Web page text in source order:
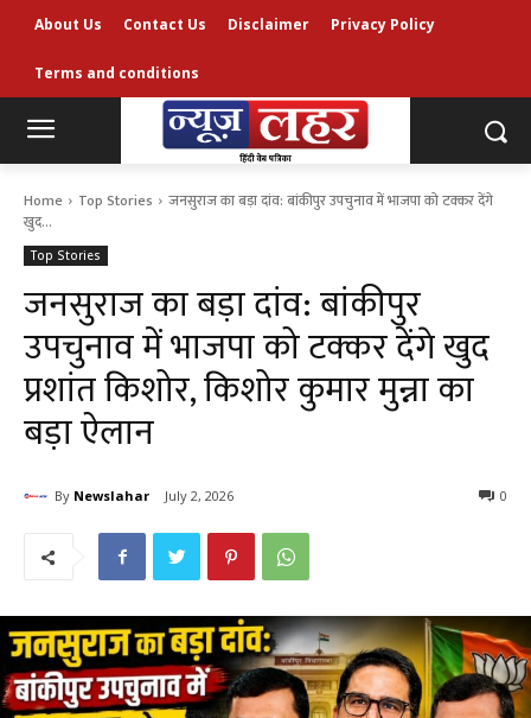
About Us Contact Us Disclaimer Privacy Policy
Terms and conditions
Home Top Stories
जनसुराज का बड़ा दांव: बांकीपुर उपचुनाव में भाजपा को टक्कर देंगे
खुद...
Top Stories
जनसुराज का बड़ा दांव: बांकीपुर
उपचुनाव में भाजपा को टक्कर देंगे खुद
प्रशांत किशोर, किशोर कुमार मुन्ना का
बड़ा ऐलान
By Newslahar July 2, 2026 0